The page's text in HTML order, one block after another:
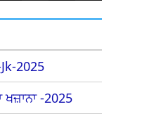
2025
-2025